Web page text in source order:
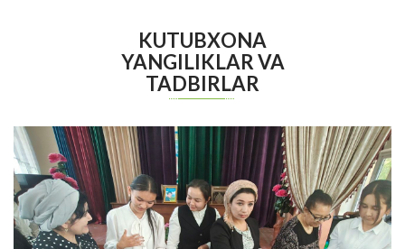
KUTUBXONA
YANGILIKLAR VA
TADBIRLAR